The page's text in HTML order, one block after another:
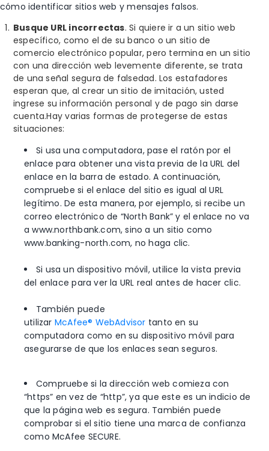
cómo identificar sitios web y mensajes falsos.
Busque URL incorrectas. Si quiere ir a un sitio web
específico, como el de su banco o un sitio de
comercio electrónico popular, pero termina en un sitio
con una dirección web levemente diferente, se trata
de una señal segura de falsedad. Los estafadores
esperan que, al crear un sitio de imitación, usted
ingrese su información personal y de pago sin darse
cuenta.Hay varias formas de protegerse de estas
situaciones:
Si usa una computadora, pase el ratón por el
enlace para obtener una vista previa de la URL del
enlace en la barra de estado. A continuación,
compruebe si el enlace del sitio es igual al URL
legítimo.De esta manera, por ejemplo, si recibe un
correo electrónico de “North Bank” y el enlace no va
a www.northbank.com, sino a un sitio como
www.banking-north.com, no haga clic.
Si usa un dispositivo móvil, utilice la vista previa
del enlace para ver la URL real antes de hacer clic.
También puede
utilizar McAfee® WebAdvisor tanto en su
computadora como en su dispositivo móvil para
asegurarse de que los enlaces sean seguros.
Compruebe si la dirección web comieza con
“https” en vez de “http”, ya que este es un indicio de
que la página web es segura. También puede
comprobar si el sitio tiene una marca de confianza
como McAfee SECURE.